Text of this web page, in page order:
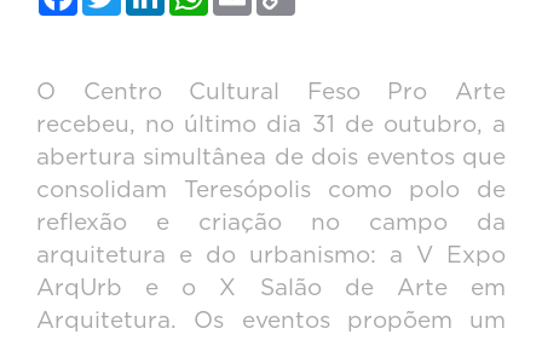
O Centro Cultural Feso Pro Arte
recebeu, no último dia 31 de outubro, a
abertura simultânea de dois eventos que
consolidam Teresópolis como polo de
reflexão e criação no campo da
arquitetura e do urbanismo: a V Expo
ArqUrb e o X Salão de Arte em
Arquitetura. Os eventos propõem um